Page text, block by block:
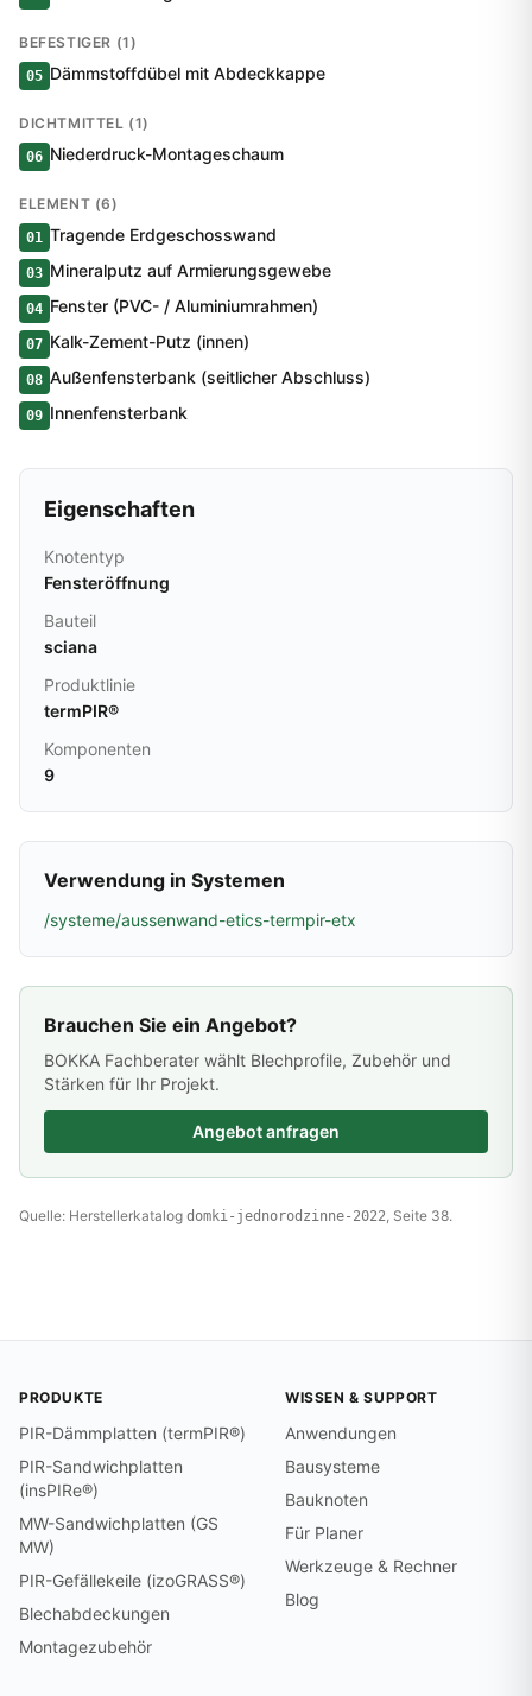
BEFESTIGER (1)
05 Dämmstoffdübel mit Abdeckkappe
DICHTMITTEL (1)
06 Niederdruck-Montageschaum
ELEMENT (6)
01 Tragende Erdgeschosswand
03 Mineralputz auf Armierungsgewebe
04 Fenster (PVC- / Aluminiumrahmen)
07 Kalk-Zement-Putz (innen)
08 Außenfensterbank (seitlicher Abschluss)
09 Innenfensterbank
Eigenschaften
Knotentyp
Fensteröffnung
Bauteil
sciana
Produktlinie
termPIR®
Komponenten
9
Verwendung in Systemen
/systeme/aussenwand-etics-termpir-etx
Brauchen Sie ein Angebot?
BOKKA Fachberater wählt Blechprofile, Zubehör und
Stärken für Ihr Projekt.
Angebot anfragen
Quelle: Herstellerkatalog domki-jednorodzinne-2022, Seite 38.
PRODUKTE
PIR-Dämmplatten (termPIR®)
PIR-Sandwichplatten
(insPIRe®)
MW-Sandwichplatten (GS
MW)
PIR-Gefällekeile (izoGRASS®)
Blechabdeckungen
Montagezubehör
WISSEN & SUPPORT
Anwendungen
Bausysteme
Bauknoten
Für Planer
Werkzeuge & Rechner
Blog